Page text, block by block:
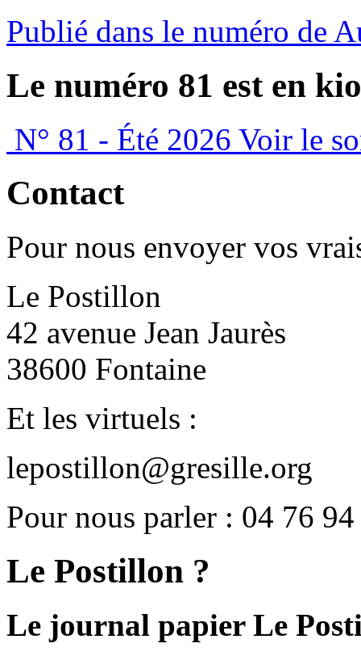
Publié dans le numéro de
Le numéro 81 est en
N° 81 - Été 2026 Voir le
Contact
Pour nous envoyer vos
Le Postillon
42 avenue Jean Jaurès
38600 Fontaine
Et les virtuels :
lepostillon@gresille.org
Pour nous parler : 04 76
Le Postillon ?
Le journal papier Le